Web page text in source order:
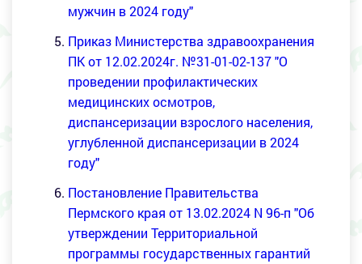
мужчин в 2024 году"
Приказ Министерства здравоохранения
ПК от 12.02.2024г. №31-01-02-137"О
проведении профилактических
медицинских осмотров,
диспансеризации взрослого населения,
углубленной диспансеризации в 2024
году"
Постановление Правительства
Пермского края от 13.02.2024 N 96-п "Об
утверждении Территориальной
программы государственных гарантий